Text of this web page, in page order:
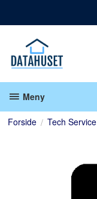
Meny
Forside Tech Service